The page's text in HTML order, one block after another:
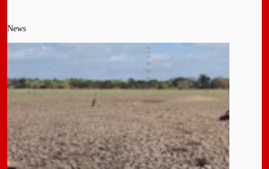
News